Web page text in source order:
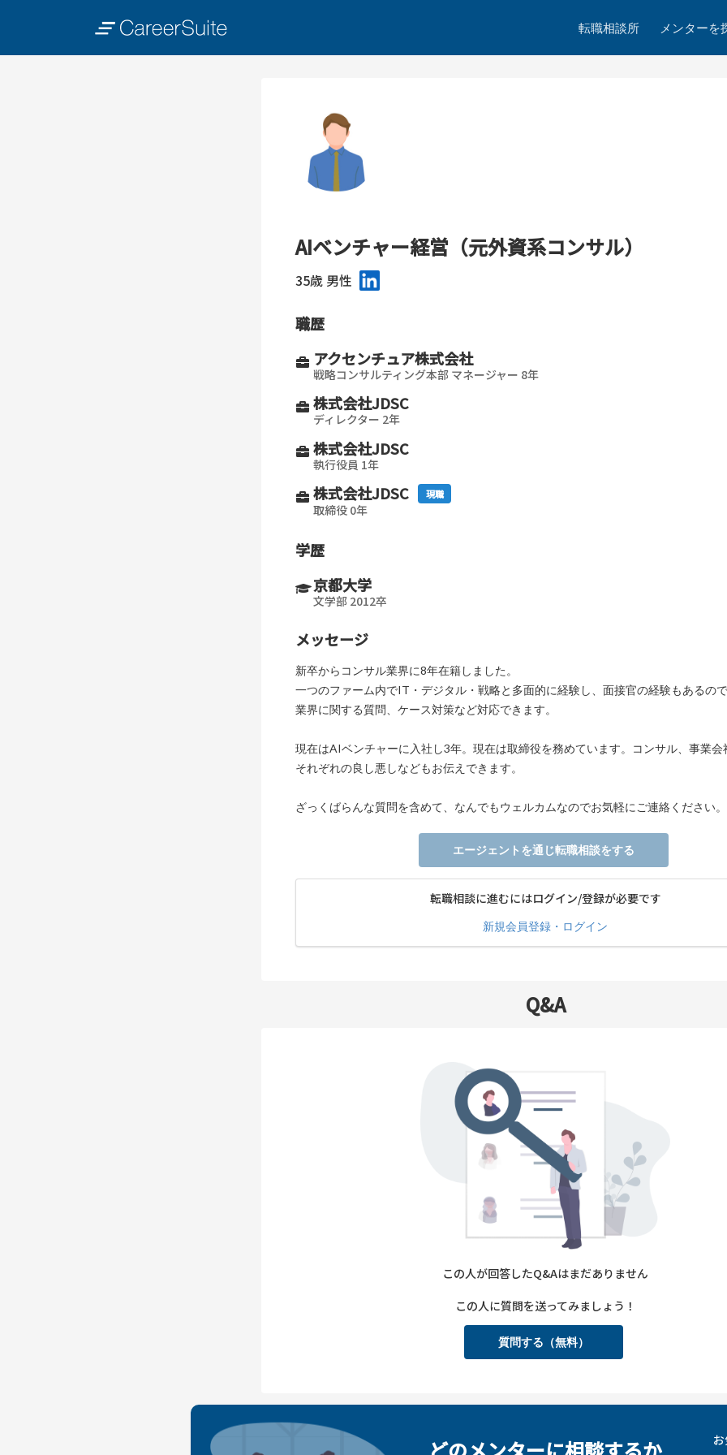
転職相談所 メンターを
AIベンチャー経営（元外資系コンサル）
35歳 男性
職歴
アクセンチュア株式会社
戦略コンサルティング本部 マネージャー 8年
株式会社JDSC
ディレクター 2年
株式会社JDSC
執行役員 1年
株式会社JDSC 現職
取締役 0年
学歴
京都大学
文学部 2012卒
メッセージ
新卒からコンサル業界に8年在籍しました。
一つのファーム内でIT・デジタル・戦略と多面的に経験し、面接官の経験もあるの
業界に関する質問、ケース対策など対応できます。
現在はAIベンチャーに入社し3年。現在は取締役を務めています。コンサル、事業会
それぞれの良し悪しなどもお伝えできます。
ざっくばらんな質問を含めて、なんでもウェルカムなのでお気軽にご連絡ください。
エージェントを通じ転職相談をする
転職相談に進むにはログイン/登録が必要です
新規会員登録・ログイン
Q&A
この人が回答したQ&Aはまだありません
この人に質問を送ってみましょう！
質問する（無料）